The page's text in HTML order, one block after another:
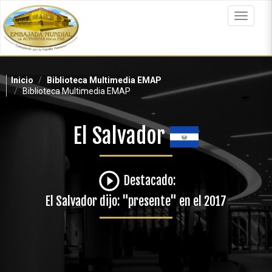
al
contenido
principal
Toggle
Inicio
Biblioteca Multimedia EMAP
Biblioteca Multimedia EMAP
El Salvador
play_circle_outline Destacado:
El Salvador dijo: "presente" en el 2017